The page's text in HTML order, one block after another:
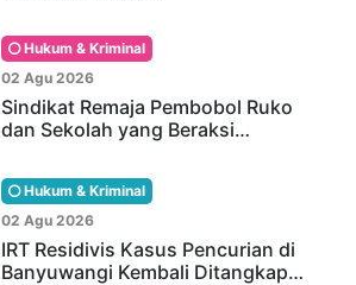
Hukum & Kriminal
02 Agu 2026
Sindikat Remaja Pembobol Ruko
dan Sekolah yang Beraksi…
Hukum & Kriminal
02 Agu 2026
IRT Residivis Kasus Pencurian di
Banyuwangi Kembali Ditangkap…